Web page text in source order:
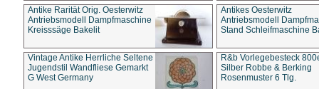
Antike Rarität Orig. Oesterwitz
Antriebsmodell Dampfmaschine
Kreisssäge Bakelit
Antikes Oesterwitz
Antriebsmodell
Stand Schleifmaschine
Vintage Antike Herrliche Seltene
Jugendstil Wandfliese Gemarkt
G West Germany
R&b Vorlegebesteck
Silber Robbe & Berking
Rosenmuster 6 Tlg.